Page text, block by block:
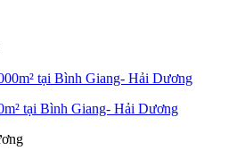
tại Bình Giang- Hải Dương